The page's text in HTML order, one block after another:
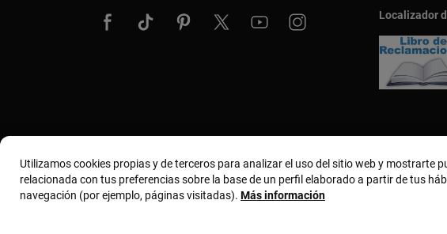
Localizador
Utilizamos cookies propias y de terceros para analizar el uso del sitio web y mostrarte
relacionada con tus preferencias sobre la base de un perfil elaborado a partir de tus
navegación (por ejemplo, páginas visitadas). Más información